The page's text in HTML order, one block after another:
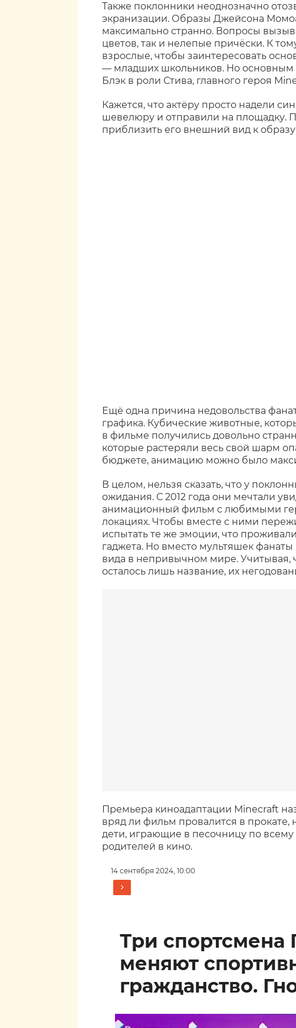
Также поклонники неоднозначно
экранизации. Образы Джейсона
максимально странно. Вопросы
цветов, так и нелепые причёски. К
взрослые, чтобы заинтересовать
— младших школьников. Но основным
Блэк в роли Стива, главного героя
Кажется, что актёру просто надели
шевелюру и отправили на площадку.
приблизить его внешний вид к
Ещё одна причина недовольства
графика. Кубические животные,
в фильме получились довольно
которые растеряли весь свой шарм
бюджете, анимацию можно было
В целом, нельзя сказать, что у
ожидания. С 2012 года они мечтали
анимационный фильм с любимыми
локациях. Чтобы вместе с ними
испытать те же эмоции, что
гаджета. Но вместо мультяшек
вида в непривычном мире. Учитывая,
осталось лишь название, их
Премьера киноадаптации Minecraft
вряд ли фильм провалится в
дети, играющие в песочницу по
родителей в кино.
14 сентября 2024, 10:00
Три
меняют
гражданство.